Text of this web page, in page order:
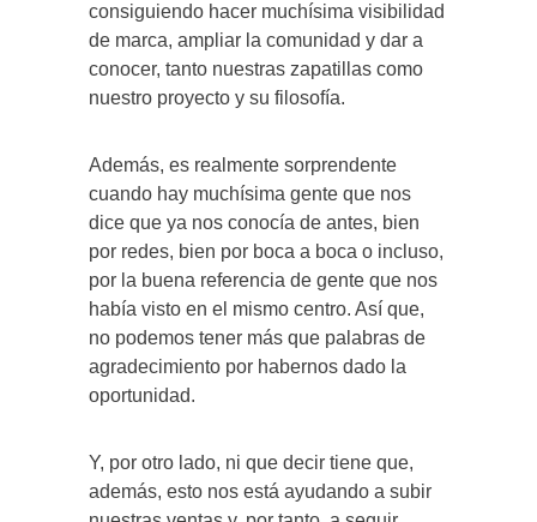
consiguiendo hacer muchísima visibilidad
de marca, ampliar la comunidad y dar a
conocer, tanto nuestras zapatillas como
nuestro proyecto y su filosofía.
Además, es realmente sorprendente
cuando hay muchísima gente que nos
dice que ya nos conocía de antes, bien
por redes, bien por boca a boca o incluso,
por la buena referencia de gente que nos
había visto en el mismo centro. Así que,
no podemos tener más que palabras de
agradecimiento por habernos dado la
oportunidad.
Y, por otro lado, ni que decir tiene que,
además, esto nos está ayudando a subir